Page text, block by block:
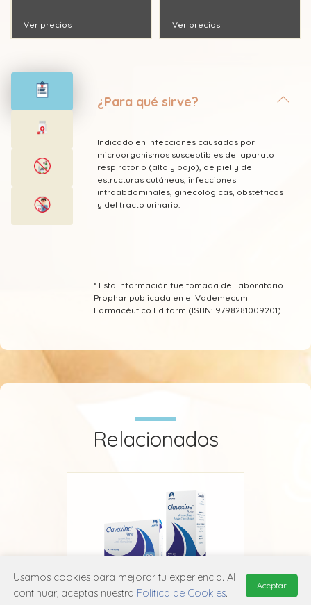
Ver precios Ver precios
¿Para qué sirve?
Indicado en infecciones causadas por
microorganismos susceptibles del aparato
respiratorio (alto y bajo), de piel y de
estructuras cutáneas, infecciones
intraabdominales, ginecológicas, obstétricas
y del tracto urinario.
* Esta información fue tomada de Laboratorio
Prophar publicada en el Vademecum
Farmacéutico Edifarm (ISBN: 9798281009201)
Relacionados
Clavoxine
Usamos cookies para mejorar tu experiencia. Al
continuar, aceptas nuestra Política de Cookies.
Aceptar